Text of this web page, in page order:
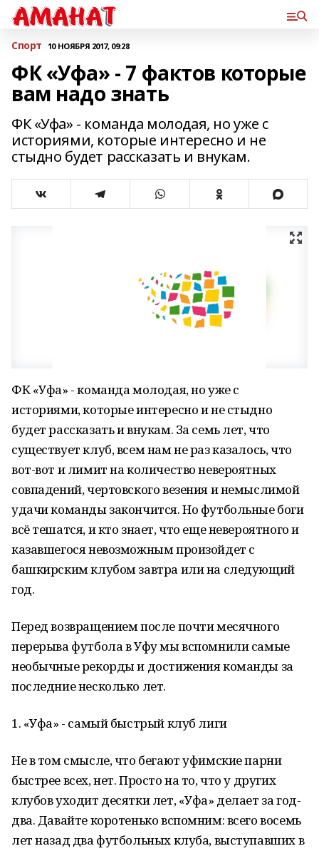
Спорт 10 НОЯБРЯ 2017, 09:28
ФК «Уфа» - 7 фактов которые
вам надо знать
ФК «Уфа» - команда молодая, но уже с
историями, которые интересно и не
стыдно будет рассказать и внукам.
ФК «Уфа» - команда молодая, но уже с
историями, которые интересно и не стыдно
будет рассказать и внукам. За семь лет, что
существует клуб, всем нам не раз казалось, что
вот-вот и лимит на количество невероятных
совпадений, чертовского везения и немыслимой
удачи команды закончится. Но футбольные боги
всё тешатся, и кто знает, что еще невероятного и
казавшегося невозможным произойдет с
башкирским клубом завтра или на следующий
год.
Перед возвращением после почти месячного
перерыва футбола в Уфу мы вспомнили самые
необычные рекорды и достижения команды за
последние несколько лет.
1. «Уфа» - самый быстрый клуб лиги
Не в том смысле, что бегают уфимские парни
быстрее всех, нет. Просто на то, что у других
клубов уходит десятки лет, «Уфа» делает за год-
два. Давайте коротенько вспомним: всего восемь
лет назад два футбольных клуба, выступавших в